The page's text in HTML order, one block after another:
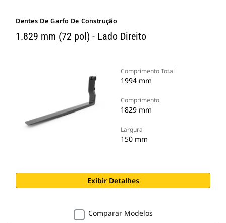
Dentes De Garfo De Construção
1.829 mm (72 pol) - Lado Direito
Comprimento Total
1994 mm
Comprimento
1829 mm
Largura
150 mm
Exibir Detalhes
Comparar Modelos